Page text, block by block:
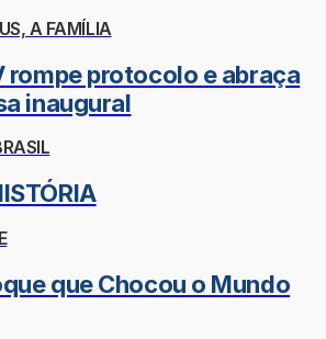
A FAMÍLIA
rompe protocolo e abraça
inaugural
que Chocou o Mundo